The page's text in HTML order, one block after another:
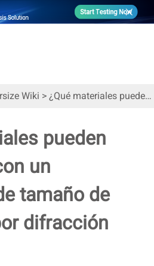
Wiki >¿Qué materiales pueden analizarse con un analizador de tamaño de partículas por difracción láser?
pueden
un
tamaño de
difracción